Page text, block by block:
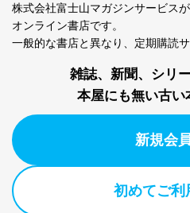
株式会社富士山マガジンサービスが
オンライン書店です。
一般的な書店と異なり、 定期購読
雑誌、新聞、シリ
本屋にも無い古い
新規会
初めてご利